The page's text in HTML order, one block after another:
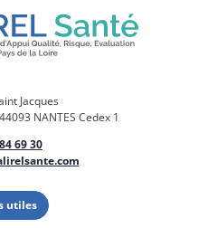
Jacques
NANTES Cedex 1
69 30
utiles